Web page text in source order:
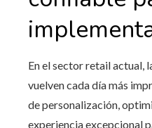
En el sector retail actual,
vuelven cada día más
de personalización,
experiencia excepcional